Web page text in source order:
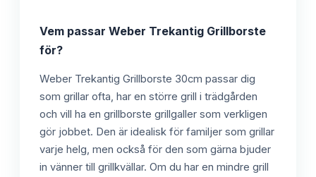
Vem passar Weber Trekantig Grillborste
för?
Weber Trekantig Grillborste 30cm passar dig
som grillar ofta, har en större grill i trädgården
och vill ha en grillborste grillgaller som verkligen
gör jobbet. Den är idealisk för familjer som grillar
varje helg, men också för den som gärna bjuder
in vänner till grillkvällar. Om du har en mindre grill